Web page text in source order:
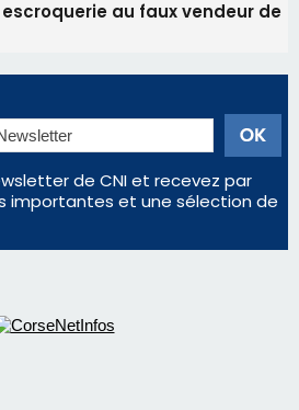
Corse aux premières loges
reviendra pas avant 2081
s'installer en Corse pour
spectacle ?
saison marqué par une
dans les restaurants
les restaurateurs corses
au faux vendeur de